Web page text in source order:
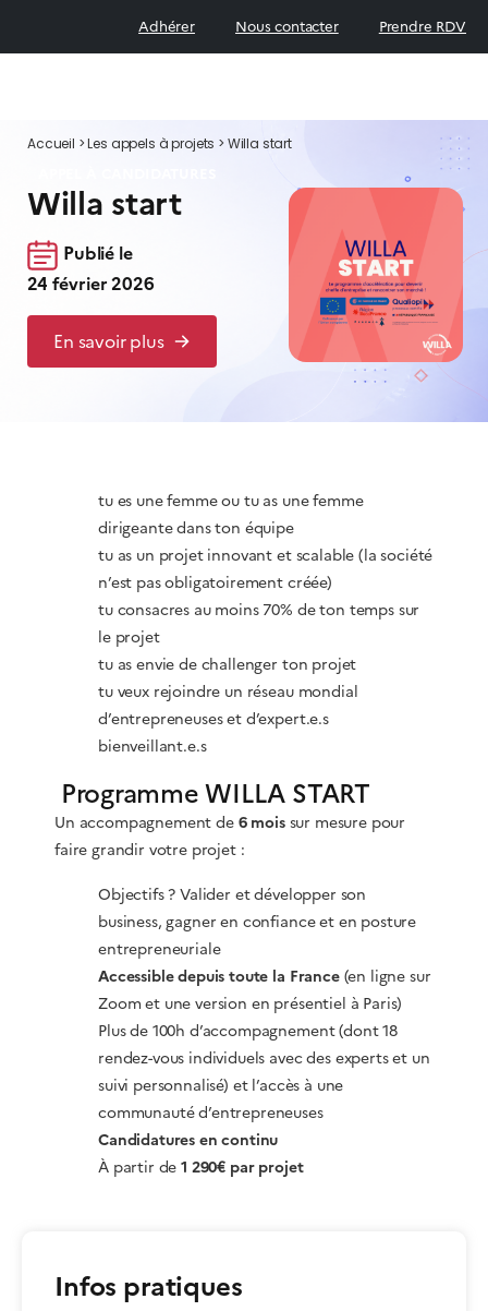
Adhérer Nous contacter Prendre RDV
Accueil >Les appels à projets > Willa start
Willa start
Publié le
24 février 2026
En savoir plus
tu es une femme ou tu as une femme
dirigeante dans ton équipe
tu as un projet innovant et scalable (la société
n’est pas obligatoirement créée)
tu consacres au moins 70% de ton temps sur
le projet
tu as envie de challenger ton projet
tu veux rejoindre un réseau mondial
d’entrepreneuses et d’expert.e.s
bienveillant.e.s
Programme WILLA START
Un accompagnement de6 moissur mesure pour
faire grandir votre projet :
Objectifs ? Valider et développer son
business, gagner en confiance et en posture
entrepreneuriale
Accessible depuis toute la France(en ligne sur
Zoom et une version en présentiel à Paris)
Plus de 100h d’accompagnement (dont 18
rendez-vous individuels avec des experts et un
suivi personnalisé) et l’accès à une
communauté d’entrepreneuses
Candidatures en continu
À partir de1 290€ par projet
Infos pratiques